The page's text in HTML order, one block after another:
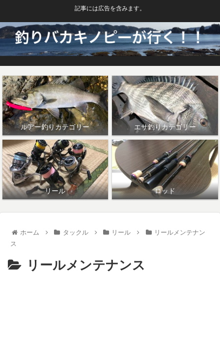
記事には広告を含みます。
ルアー釣りカテゴリー エサ釣りカテゴリー
リール ロッド
ホーム タックル リール
リールメンテナン
ス
リールメンテナンス